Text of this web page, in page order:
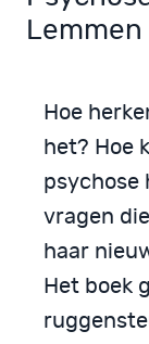
Lemmen
Hoe
het? Hoe
psychose
vragen
haar
Het boek